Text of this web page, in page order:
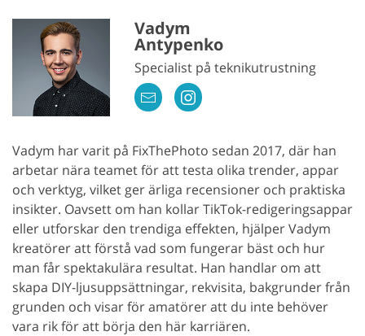
Vadym
Antypenko
Specialist på teknikutrustning
Vadym har varit på FixThePhoto sedan 2017, där han
arbetar nära teamet för att testa olika trender, appar
och verktyg, vilket ger ärliga recensioner och praktiska
insikter. Oavsett om han kollar TikTok-redigeringsappar
eller utforskar den trendiga effekten, hjälper Vadym
kreatörer att förstå vad som fungerar bäst och hur
man får spektakulära resultat. Han handlar om att
skapa DIY-ljusuppsättningar, rekvisita, bakgrunder från
grunden och visar för amatörer att du inte behöver
vara rik för att börja den här karriären.